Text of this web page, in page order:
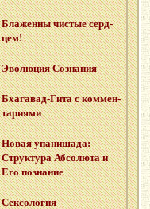
Бла­жен­ны чи­стые серд­
цем!
Эво­лю­ция Со­зна­ния
Бха­га­вад-Ги­та с ком­мен­
та­ри­я­ми
Новая упа­ни­ша­да:
Струк­ту­ра Аб­со­лю­та и
Его по­зна­ние
Сек­со­ло­гия